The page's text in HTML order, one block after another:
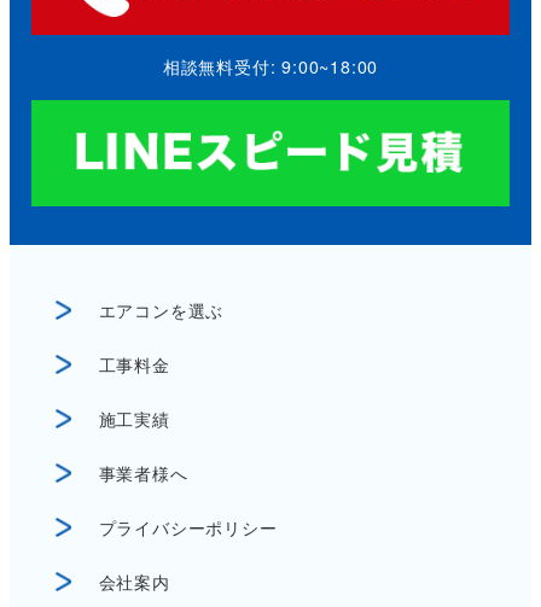
相談無料受付: 9:00~18:00
エアコンを選ぶ
工事料金
施工実績
事業者様へ
プライバシーポリシー
会社案内